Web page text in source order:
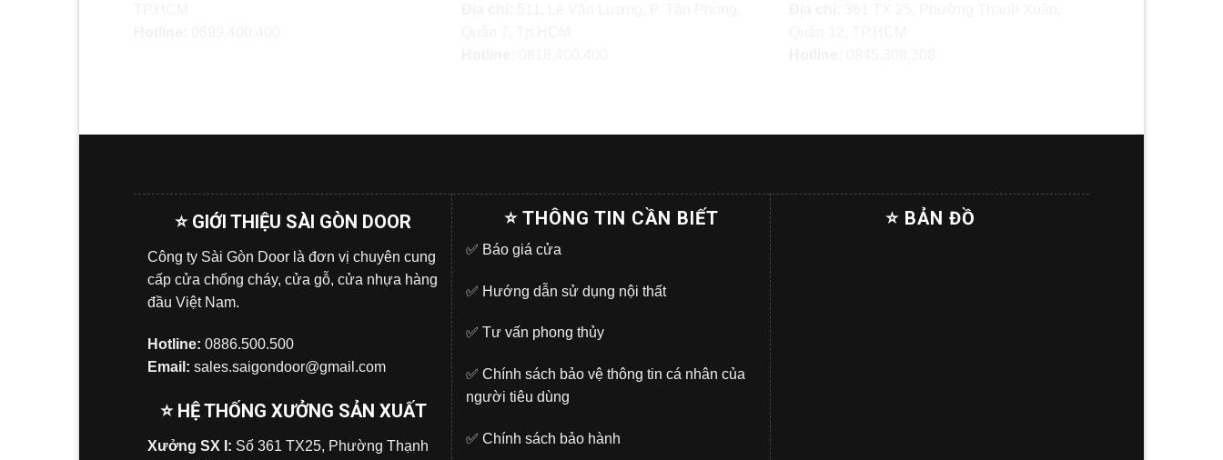
⭐ GIỚI THIỆU SÀI GÒN DOOR
Công ty Sài Gòn Door là đơn vị chuyên cung
cấp cửa chống cháy, cửa gỗ, cửa nhựa hàng
đầu Việt Nam.
Hotline: 0886.500.500
Email: sales.saigondoor@gmail.com
⭐ HỆ THỐNG XƯỞNG SẢN XUẤT
Xưởng SX I: Số 361 TX25, Phường Thạnh
⭐ THÔNG TIN CẦN BIẾT
✅ Báo giá cửa
✅ Hướng dẫn sử dụng nội thất
✅ Tư vấn phong thủy
✅ Chính sách bảo vệ thông tin cá nhân của
người tiêu dùng
✅ Chính sách bảo hành
⭐ BẢN ĐỒ